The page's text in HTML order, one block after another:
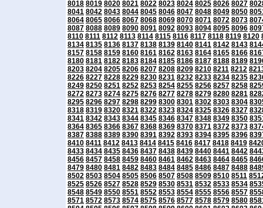
8018 8019 8020 8021 8022 8023 8024 8025 8026 8027
8041 8042 8043 8044 8045 8046 8047 8048 8049 8050
8064 8065 8066 8067 8068 8069 8070 8071 8072 8073
8087 8088 8089 8090 8091 8092 8093 8094 8095 8096
8110 8111 8112 8113 8114 8115 8116 8117 8118 8119 8120
8134 8135 8136 8137 8138 8139 8140 8141 8142 8143
8157 8158 8159 8160 8161 8162 8163 8164 8165 8166
8180 8181 8182 8183 8184 8185 8186 8187 8188 8189
8203 8204 8205 8206 8207 8208 8209 8210 8211 8212
8226 8227 8228 8229 8230 8231 8232 8233 8234 8235
8249 8250 8251 8252 8253 8254 8255 8256 8257 8258
8272 8273 8274 8275 8276 8277 8278 8279 8280 8281
8295 8296 8297 8298 8299 8300 8301 8302 8303 8304
8318 8319 8320 8321 8322 8323 8324 8325 8326 8327
8341 8342 8343 8344 8345 8346 8347 8348 8349 8350
8364 8365 8366 8367 8368 8369 8370 8371 8372 8373
8387 8388 8389 8390 8391 8392 8393 8394 8395 8396
8410 8411 8412 8413 8414 8415 8416 8417 8418 8419
8433 8434 8435 8436 8437 8438 8439 8440 8441 8442
8456 8457 8458 8459 8460 8461 8462 8463 8464 8465
8479 8480 8481 8482 8483 8484 8485 8486 8487 8488
8502 8503 8504 8505 8506 8507 8508 8509 8510 8511
8525 8526 8527 8528 8529 8530 8531 8532 8533 8534
8548 8549 8550 8551 8552 8553 8554 8555 8556 8557
8571 8572 8573 8574 8575 8576 8577 8578 8579 8580